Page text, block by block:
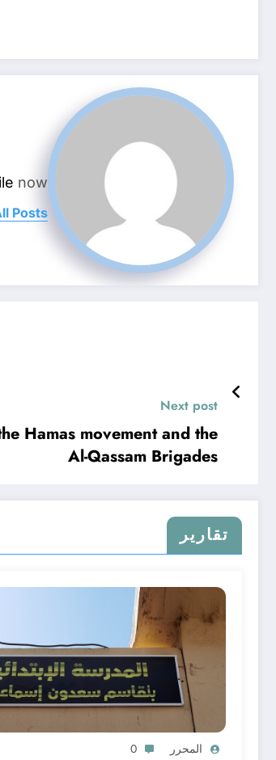
now.
Posts
Next post
Hamas movement and the
Al-Qassam Brigades
تقارير
المحرر 0